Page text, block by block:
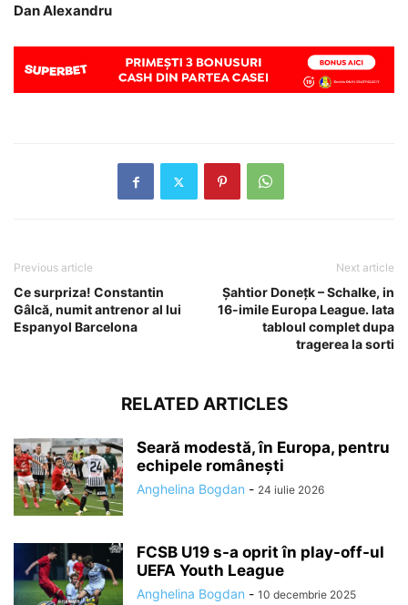
Dan Alexandru
Previous article
Ce surpriza! Constantin
Gâlcă, numit antrenor al lui
Espanyol Barcelona
Next article
Șahtior Donețk – Schalke, in
16-imile Europa League. Iata
tabloul complet dupa
tragerea la sorti
RELATED ARTICLES
Seară modestă, în Europa, pentru
echipele românești
Anghelina Bogdan - 24 iulie 2026
FCSB U19 s-a oprit în play-off-ul
UEFA Youth League
Anghelina Bogdan - 10 decembrie 2025